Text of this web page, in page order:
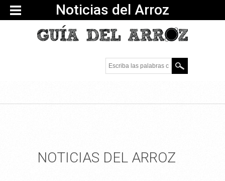
Noticias del Arroz
Escriba las palabras
clave.
NOTICIAS DEL ARROZ